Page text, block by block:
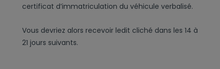
certificat d’immatriculation du véhicule verbalisé.
Vous devriez alors recevoir ledit cliché dans les 14 à
21 jours suivants.